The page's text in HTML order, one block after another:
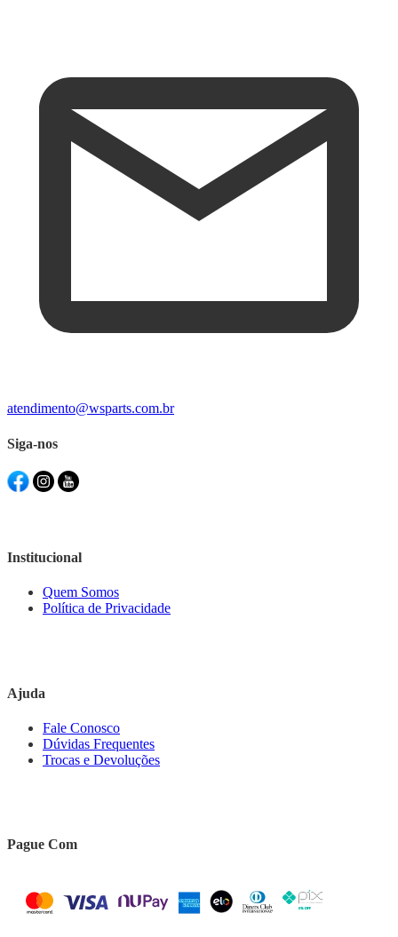
atendimento@wsparts.com.br
Siga-nos
Institucional
Quem Somos
Política de Privacidade
Ajuda
Fale Conosco
Dúvidas Frequentes
Trocas e Devoluções
Pague Com